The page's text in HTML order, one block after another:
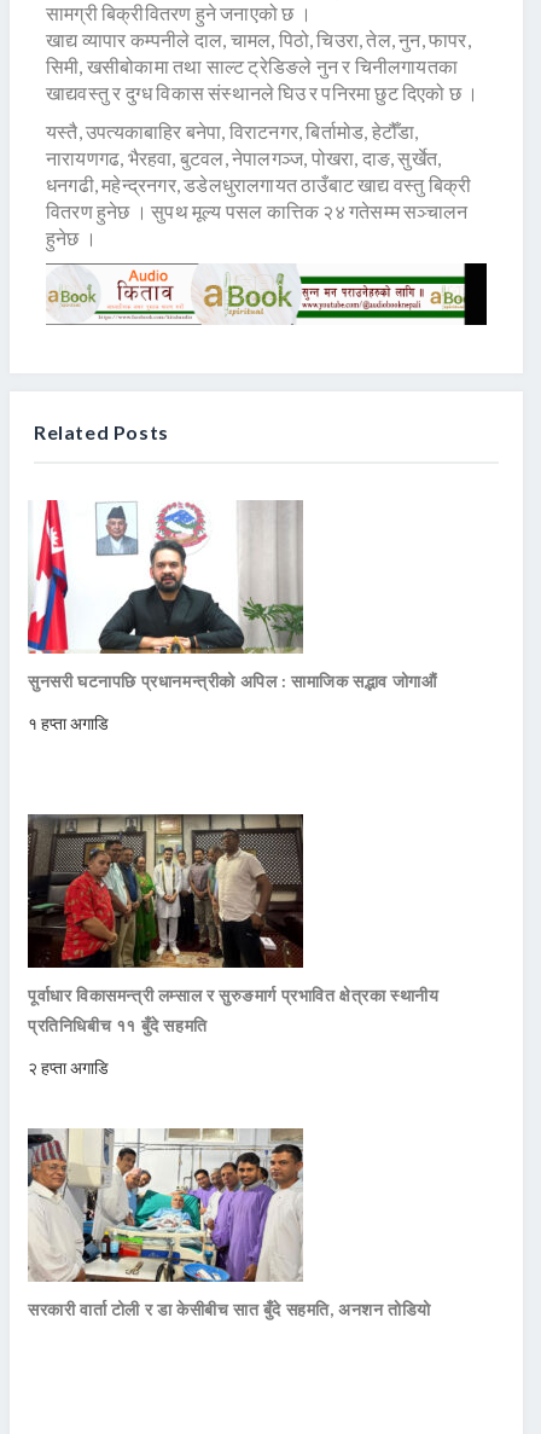
सामग्री बिक्रीवितरण हुने जनाएको छ ।
खाद्य व्यापार कम्पनीले दाल, चामल, पिठो, चिउरा, तेल, नुन, फापर,
सिमी, खसीबोकामा तथा साल्ट ट्रेडिङले नुन र चिनीलगायतका
खाद्यवस्तु र दुग्ध विकास संस्थानले घिउ र पनिरमा छुट दिएको छ ।
यस्तै, उपत्यकाबाहिर बनेपा, विराटनगर, बिर्तामोड, हेटौँडा,
नारायणगढ, भैरहवा, बुटवल, नेपालगञ्ज, पोखरा, दाङ, सुर्खेत,
धनगढी, महेन्द्रनगर, डडेलधुरालगायत ठाउँबाट खाद्य वस्तु बिक्री
वितरण हुनेछ । सुपथ मूल्य पसल कात्तिक २४ गतेसम्म सञ्चालन
हुनेछ ।
Related Posts
सुनसरी घटनापछि प्रधानमन्त्रीको अपिल : सामाजिक सद्भाव जोगाऔं
१ हप्ता अगाडि
पूर्वाधार विकासमन्त्री लम्साल र सुरुङमार्ग प्रभावित क्षेत्रका स्थानीय
प्रतिनिधिबीच ११ बुँदे सहमति
२ हप्ता अगाडि
सरकारी वार्ता टोली र डा केसीबीच सात बुँदे सहमति, अनशन तोडियो